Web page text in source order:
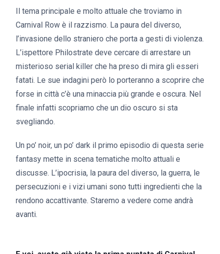
Il tema principale e molto attuale che troviamo in
Carnival Row è il razzismo. La paura del diverso,
l’invasione dello straniero che porta a gesti di violenza.
L’ispettore Philostrate deve cercare di arrestare un
misterioso serial killer che ha preso di mira gli esseri
fatati. Le sue indagini però lo porteranno a scoprire che
forse in città c’è una minaccia più grande e oscura. Nel
finale infatti scopriamo che un dio oscuro si sta
svegliando.
Un po’ noir, un po’ dark il primo episodio di questa serie
fantasy mette in scena tematiche molto attuali e
discusse. L’ipocrisia, la paura del diverso, la guerra, le
persecuzioni e i vizi umani sono tutti ingredienti che la
rendono accattivante. Staremo a vedere come andrà
avanti.